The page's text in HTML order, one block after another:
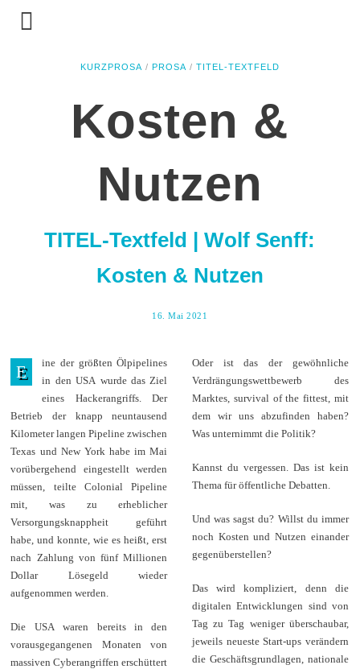
KURZPROSA / PROSA / TITEL-TEXTFELD
Kosten &
Nutzen
TITEL-Textfeld | Wolf Senff:
Kosten & Nutzen
16. Mai 2021
a
i
0
E
ine der größten Ölpipelines
in den USA wurde das Ziel
eines Hackerangriffs. Der
Betrieb der knapp neuntausend
Kilometer langen Pipeline zwischen
Texas und New York habe im Mai
vorübergehend eingestellt werden
müssen, teilte Colonial Pipeline
mit, was zu erheblicher
Versorgungsknappheit geführt
habe, und konnte, wie es heißt, erst
nach Zahlung von fünf Millionen
Dollar Lösegeld wieder
aufgenommen werden.
Die USA waren bereits in den
vorausgegangenen Monaten von
massiven Cyberangriffen erschüttert
Oder ist das der gewöhnliche
Verdrängungswettbewerb des
Marktes, survival of the fittest, mit
dem wir uns abzufinden haben?
Was unternimmt die Politik?
Kannst du vergessen. Das ist kein
Thema für öffentliche Debatten.
Und was sagst du? Willst du immer
noch Kosten und Nutzen einander
gegenüberstellen?
Das wird kompliziert, denn die
digitalen Entwicklungen sind von
Tag zu Tag weniger überschaubar,
jeweils neueste Start-ups verändern
die Geschäftsgrundlagen, nationale